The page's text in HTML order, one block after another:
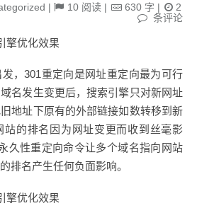
| 10阅读| 630字 |
2
条评论
擎优化效果
，301重定向是网址重定向最为可行
名发生变更后，搜索引擎只对新网址
地址下原有的外部链接如数转移到新
站的排名因为网址变更而收到丝毫影
久性重定向命令让多个域名指向网站
排名产生任何负面影响。
擎优化效果